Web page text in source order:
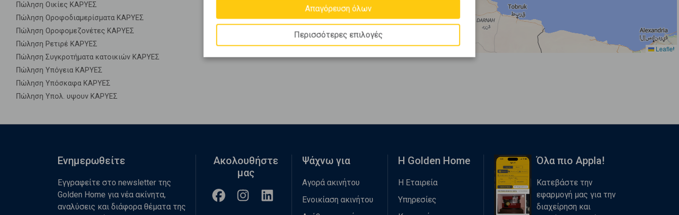
Πώληση Οικίες ΚΑΡΥΕΣ
Πώληση Οροφοδιαμερίσματα ΚΑΡΥΕΣ
Πώληση Οροφομεζονέτες ΚΑΡΥΕΣ
Πώληση Ρετιρέ ΚΑΡΥΕΣ
Πώληση Συγκροτήματα κατοικιών ΚΑΡΥΕΣ
Πώληση Υπόγεια ΚΑΡΥΕΣ
Πώληση Υπόσκαφα ΚΑΡΥΕΣ
Πώληση Υπολ. υψουν ΚΑΡΥΕΣ
Leaflet
Απαγόρευση όλων
Περισσότερες επιλογές
Ενημερωθείτε
Εγγραφείτε στο newsletter της
Golden Home για νέα ακίνητα,
αναλύσεις και διάφορα θέματα της
Ακολουθήστε
μας
Ψάχνω για
Αγορά ακινήτου
Ενοικίαση ακινήτου
Η Golden Home
Η Εταιρεία
Υπηρεσίες
Όλα πιο Appla!
Κατεβάστε την
εφαρμογή μας για την
διαχείρηση και